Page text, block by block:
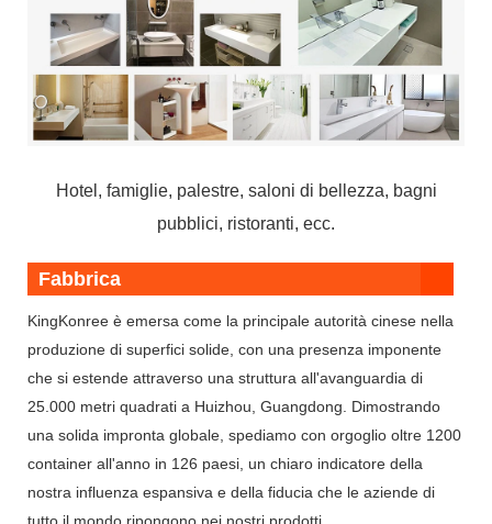
Hotel, famiglie, palestre, saloni di bellezza, bagni
pubblici, ristoranti, ecc.
Fabbrica
KingKonree è emersa come la principale autorità cinese nella
produzione di superfici solide, con una presenza imponente
che si estende attraverso una struttura all'avanguardia di
25.000 metri quadrati a Huizhou, Guangdong. Dimostrando
una solida impronta globale, spediamo con orgoglio oltre 1200
container all'anno in 126 paesi, un chiaro indicatore della
nostra influenza espansiva e della fiducia che le aziende di
tutto il mondo ripongono nei nostri prodotti.